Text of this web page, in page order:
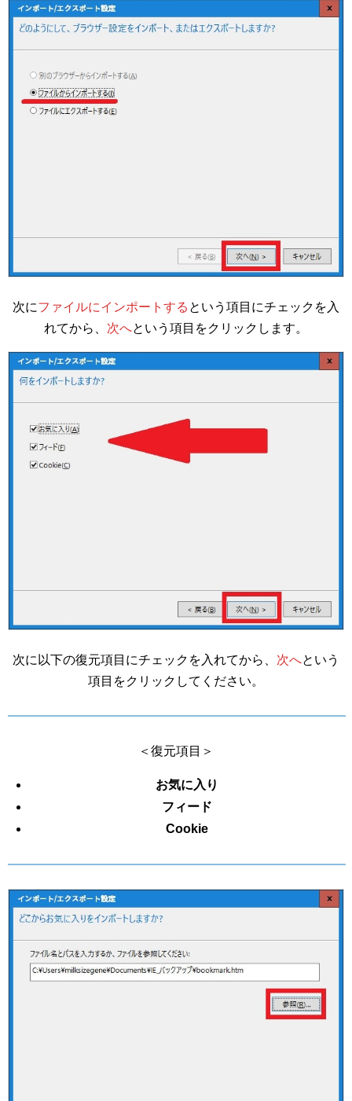
次にファイルにインポートする という項目にチェックを入
れてから、 次へという項目をクリックします。
次に以下の復元項目にチェックを入れてから、 次へという
項目をクリックしてください。
＜復元項目＞
お気に入り
フィード
Cookie